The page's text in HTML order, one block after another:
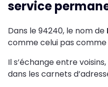
service
Dans le 94240, le nom de
comme celui pas comme
Il s’échange entre
dans les carnets